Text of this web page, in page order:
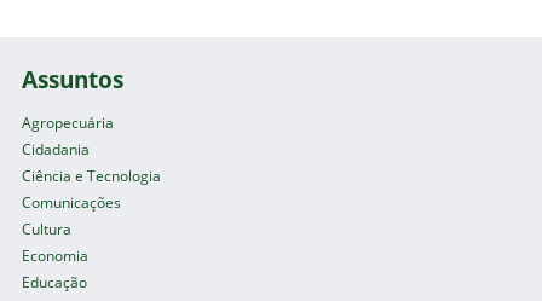
Assuntos
Agropecuária
Cidadania
Ciência e Tecnologia
Comunicações
Cultura
Economia
Educação